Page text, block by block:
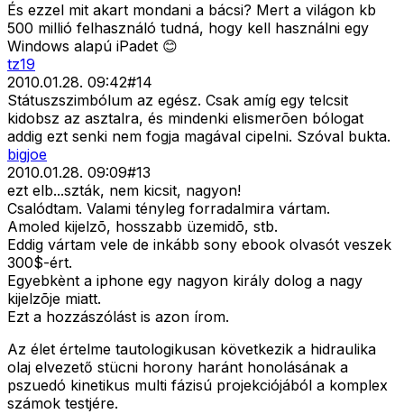
És ezzel mit akart mondani a bácsi? Mert a világon kb
500 millió felhasználó tudná, hogy kell használni egy
Windows alapú iPadet 😊
tz19
2010.01.28. 09:42#14
Státuszszimbólum az egész. Csak amíg egy telcsit
kidobsz az asztalra, és mindenki elismerõen bólogat
addig ezt senki nem fogja magával cipelni. Szóval bukta.
bigjoe
2010.01.28. 09:09#13
ezt elb...szták, nem kicsit, nagyon!
Csalódtam. Valami tényleg forradalmira vártam.
Amoled kijelzõ, hosszabb üzemidõ, stb.
Eddig vártam vele de inkább sony ebook olvasót veszek
300$-ért.
Egyebkènt a iphone egy nagyon király dolog a nagy
kijelzõje miatt.
Ezt a hozzászólást is azon írom.
Az élet értelme tautologikusan következik a hidraulika
olaj elvezető stücni horony haránt honolásának a
pszuedó kinetikus multi fázisú projekciójából a komplex
számok testjére.